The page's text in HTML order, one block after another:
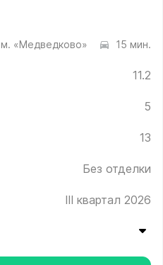
м. «Медведково» 15 мин.
11.2
5
13
Без отделки
III квартал 2026